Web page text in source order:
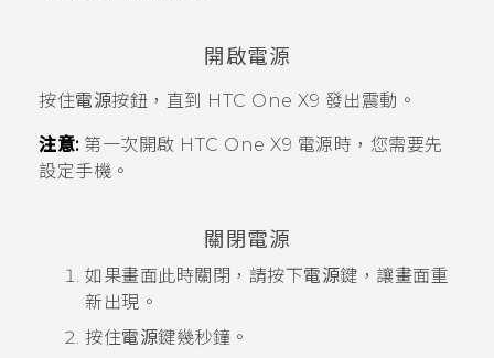
支援服務
登入
開啟電源
按住電源按鈕，直到 HTC One X9 發出震動。
注意:第一次開啟 HTC One X9 電源時，您需要先
設定手機。
關閉電源
如果畫面此時關閉，請按下電源鍵，讓畫面重
新出現。
按住電源鍵幾秒鐘。